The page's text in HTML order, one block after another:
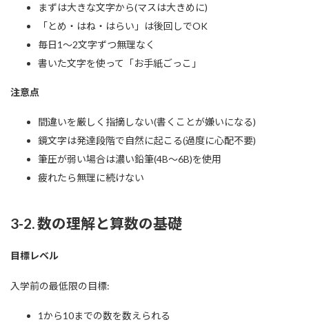
まずは大きな文字から(マスは大きめに)
「とめ・はね・はらい」は後回しでOK
毎日1〜2文字ずつ無理なく
書いた文字を使って「お手紙ごっこ」
注意点
間違いを厳しく指摘しない(書くことが嫌いになる)
鏡文字は発達段階で自然に起こる(過度に心配不要)
筆圧が弱い場合は濃い鉛筆(4B〜6B)を使用
疲れたら無理に続けない
3-2. 数の理解と算数の基礎
目標レベル
入学前の最低限の目標:
1から10までの数を数えられる